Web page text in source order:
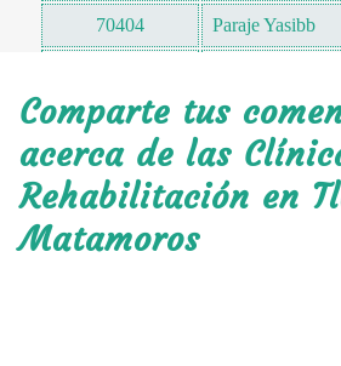
70404 Paraje Yasibb
70404 Lomita
70404 Hirigoyen
70404 Ciudad Yagul
70404
Comparte tus
acerca de las
Rehabilitación en
Matamoros